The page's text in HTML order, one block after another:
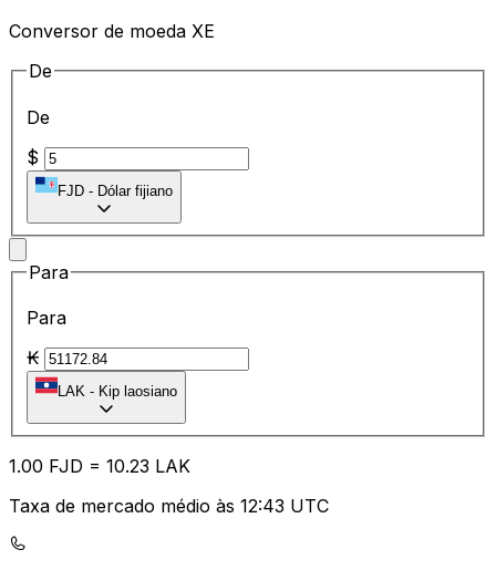
Conversor de moeda XE
De
De
$
FJD - Dólar fijiano
Para
Para
₭
LAK - Kip laosiano
1.00 FJD = 10.23 LAK
Taxa de mercado médio às 12:43 UTC